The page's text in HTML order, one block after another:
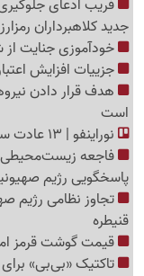
فریب ادعای
جدید کلاهبرداران رمزارز
خودآموزی جنایت
جزییات افزایش
هدف قرار دادن
است
نوراینفو | 13 عادت ساده که کیفیت زندگی شما را بهبود می بخشد
فاجعه زیست‌محیطی
پاسخگویی رژیم
تجاوز نظامی رژیم
قنیطره
قیمت گوشت قرمز امروز 19 مرداد
تاکتیک «بی‌بی»